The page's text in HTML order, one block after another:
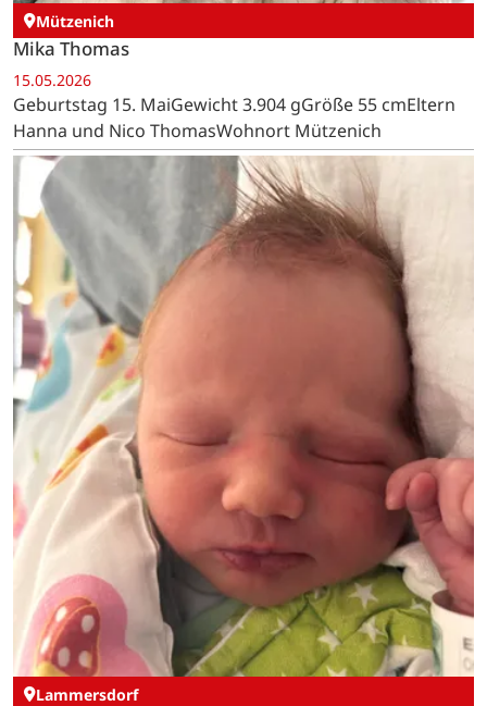
Mützenich
Mika Thomas
15.05.2026
Geburtstag 15. MaiGewicht 3.904 gGröße 55 cmEltern
Hanna und Nico ThomasWohnort Mützenich
Lammersdorf